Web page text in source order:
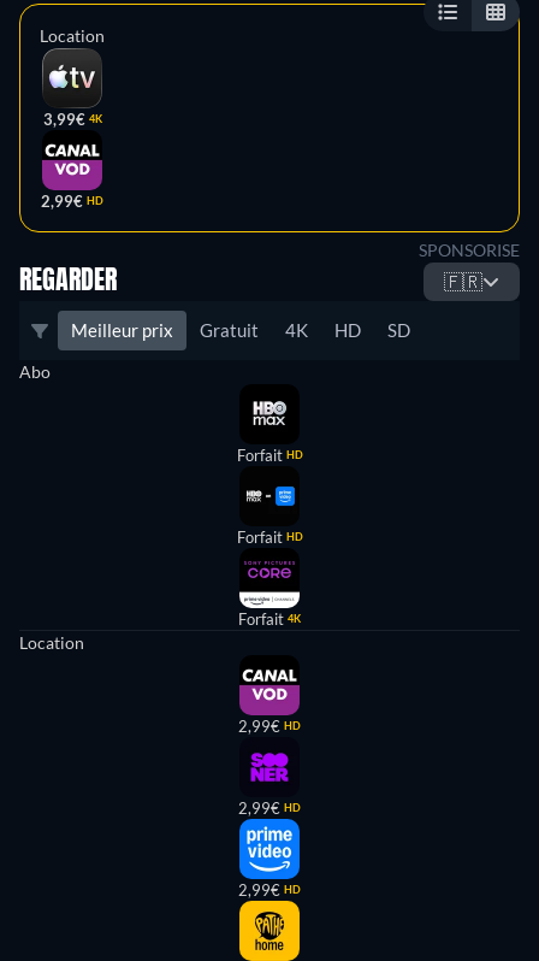
Location
3,99€ 4K
2,99€ HD
SPONSORISE
REGARDER 🇫🇷
Meilleur prix Gratuit 4K HD SD
Abo
Forfait HD
Forfait HD
Forfait 4K
Location
2,99€ HD
2,99€ HD
2,99€ HD